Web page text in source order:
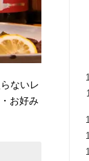
ないレ
お好み